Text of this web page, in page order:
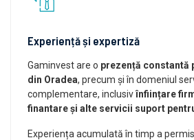
Experiență și expertiză
Gaminvest are o prezență constantă
din Oradea, precum și în domeniul
complementare, inclusivînființare
finantare și alte servicii suport
Experiența acumulată în timp a